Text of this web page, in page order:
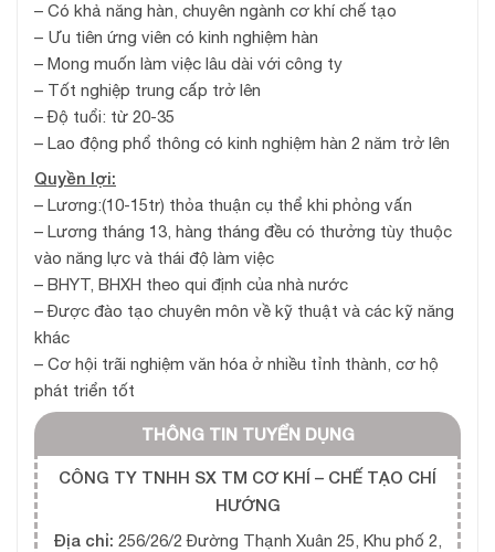
– Có khả năng hàn, chuyên ngành cơ khí chế tạo
– Ưu tiên ứng viên có kinh nghiệm hàn
– Mong muốn làm việc lâu dài với công ty
– Tốt nghiệp trung cấp trở lên
– Độ tuổi: từ 20-35
– Lao động phổ thông có kinh nghiệm hàn 2 năm trở lên
Quyền lợi:
– Lương:(10-15tr) thỏa thuận cụ thể khi phỏng vấn
– Lương tháng 13, hàng tháng đều có thưởng tùy thuộc
vào năng lực và thái độ làm việc
– BHYT, BHXH theo qui định của nhà nước
– Được đào tạo chuyên môn về kỹ thuật và các kỹ năng
khác
– Cơ hội trãi nghiệm văn hóa ở nhiều tỉnh thành, cơ hộ
phát triển tốt
THÔNG TIN TUYỂN DỤNG
CÔNG TY TNHH SX TM CƠ KHÍ – CHẾ TẠO CHÍ
HƯỚNG
Địa chỉ: 256/26/2 Đường Thạnh Xuân 25, Khu phố 2,